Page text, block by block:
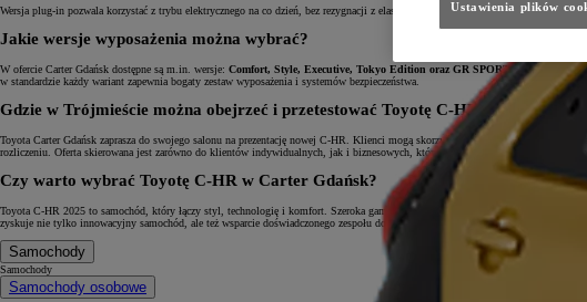
Wersja plug-in pozwala korzystać z trybu elektrycznego na co dzień, bez rezygnacji z elastyczności klasycznej hybrydy.
Jakie wersje wyposażenia można wybrać?
W ofercie Carter Gdańsk dostępne są m.in. wersje: Comfort, Style, Executive, Tokyo Edition oraz GR SPORT. W zależności
w standardzie każdy wariant zapewnia bogaty zestaw wyposażenia i systemów bezpieczeństwa.
Gdzie w Trójmieście można obejrzeć i przetestować Toyotę C-HR?
Toyota Carter Gdańsk zaprasza do swojego salonu na prezentację nowej C-HR. Klienci mogą skorzystać z jazdy testowej,
rozliczeniu. Oferta skierowana jest zarówno do klientów indywidualnych, jak i biznesowych, którzy poszukują niezawodnego i
Czy warto wybrać Toyotę C-HR w Carter Gdańsk?
Toyota C-HR 2025 to samochód, który łączy styl, technologię i komfort. Szeroka gama napędów hybrydowych, dopracowane
zyskuje nie tylko innowacyjny samochód, ale też wsparcie doświadczonego zespołu doradców oraz atrakcyjne warunki zakupu i
Samochody
Samochody
Samochody osobowe
Ustawienia plików